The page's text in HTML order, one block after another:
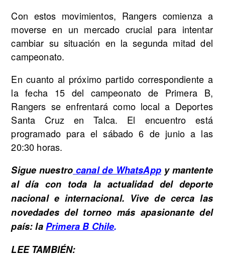
Con estos movimientos, Rangers comienza a
moverse en un mercado crucial para intentar
cambiar su situación en la segunda mitad del
campeonato.
En cuanto al próximo partido correspondiente a
la fecha 15 del campeonato de Primera B,
Rangers se enfrentará como local a Deportes
Santa Cruz en Talca. El encuentro está
programado para el sábado 6 de junio a las
20:30 horas.
Sigue nuestro canal de WhatsAppy mantente
al día con toda la actualidad del deporte
nacional e internacional. Vive de cerca las
novedades del torneo más apasionante del
país: laPrimera B Chile.
LEE TAMBIÉN: